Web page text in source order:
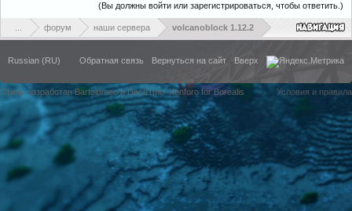
(Вы должны войти или зарегистрироваться, чтобы ответить.)
форум наши сервера volcanoblock 1.12.2
Russian (RU) Обратная связь Вернуться на сайт Вверх
Стиль разработан Bartolomeo и Dech1moXenforo for Borealis Условия и правила